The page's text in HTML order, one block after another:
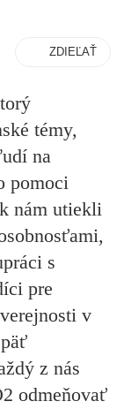
ZDIEĽAŤ
témy,
na
pomoci
nám utiekli
s
pre
v
päť
z nás
odmeňovať